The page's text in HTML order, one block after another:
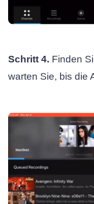
Schritt 4. Finden
warten Sie, bis die